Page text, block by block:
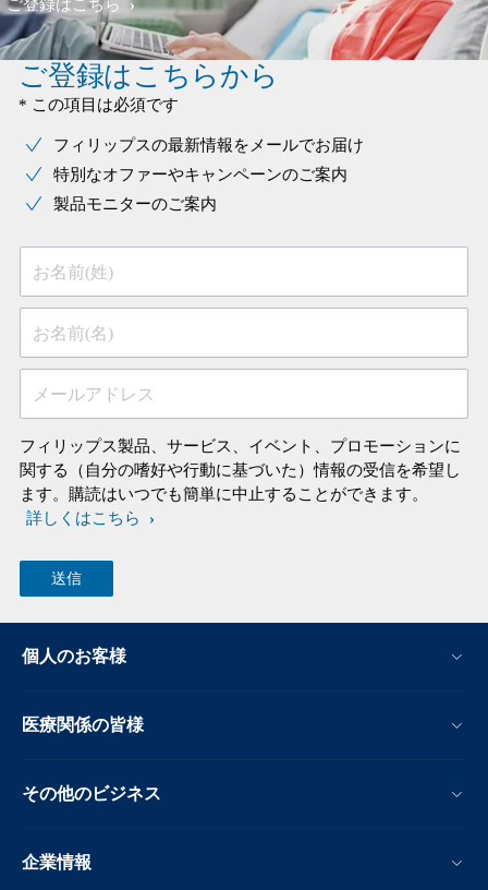
ご登録はこちら
ご登録はこちらから
* この項目は必須です
フィリップスの最新情報をメールでお届け
特別なオファーやキャンペーンのご案内
製品モニターのご案内
お名前(姓)
お名前(名)
メールアドレス
フィリップス製品、サービス、イベント、プロモーションに
関する（自分の嗜好や行動に基づいた）情報の受信を希望し
ます。購読はいつでも簡単に中止することができます。
詳しくはこちら
個人のお客様
医療関係の皆様
その他のビジネス
企業情報